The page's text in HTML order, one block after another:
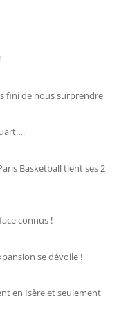
fini de nous surprendre
Basketball tient ses 2
connus !
se dévoile !
en Isère et seulement